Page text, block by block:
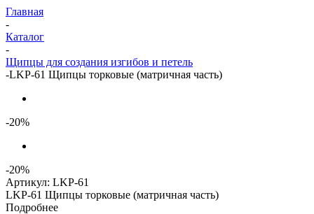
Главная
-
Каталог
-
Щипцы для создания изгибов и петель
-LKP-61 Щипцы торковые (матричная часть)
-20%
-20%
Артикул: LKP-61
LKP-61 Щипцы торковые (матричная часть)
Подробнее